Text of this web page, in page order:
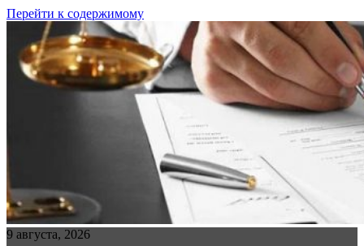
Перейти к содержимому
9 августа, 2026